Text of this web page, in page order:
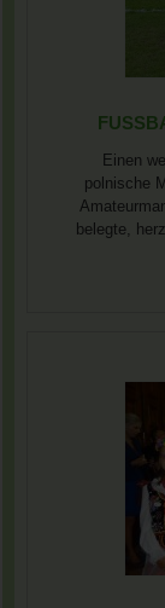
Einen
polnische
belegte,